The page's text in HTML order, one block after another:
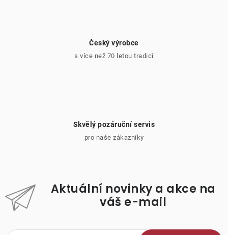
Český výrobce
s více než 70 letou tradicí
Skvělý pozáruční servis
pro naše zákazníky
Aktuální novinky a akce na
váš e-mail